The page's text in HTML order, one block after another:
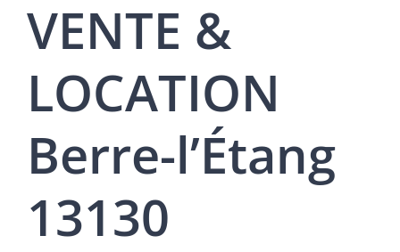
VENTE &
LOCATION
Berre-l’Étang
13130